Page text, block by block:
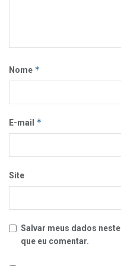
Nome *
E-mail *
Site
Salvar meus dados
que eu comentar.